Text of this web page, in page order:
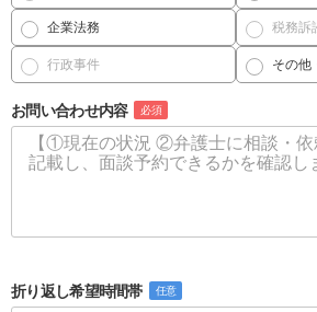
企業法務 税務訴
行政事件 その他
お問い合わせ内容 必須
折り返し希望時間帯 任意